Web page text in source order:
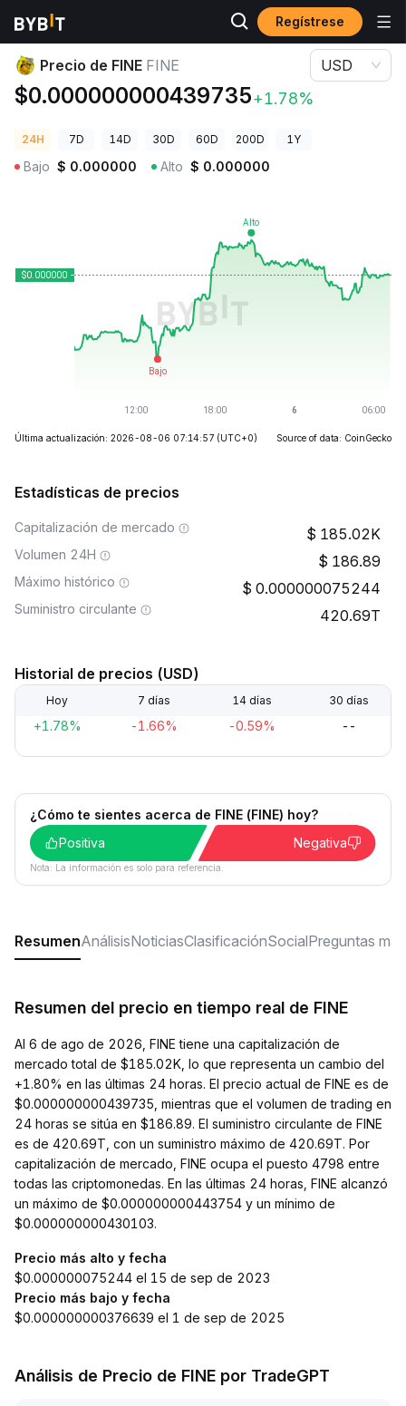
Regístrese
Precios de Criptomonedas Precio de FINE FINE
Precio de FINE FINE
$0.000000000439735+1.78%
USD
24H 7D 14D 30D 60D 200D 1Y
Bajo $ 0.000000 Alto $ 0.000000
Última actualización: 2026-08-06 07:14:57 (UTC+0) Source of data: CoinGecko
Estadísticas de precios
Capitalización de mercado 185.02K
Volumen 24H 186.89
Máximo histórico 0.000000075244
Suministro circulante 420.69T
Historial de precios (USD)
Hoy 7 días 14 días 30 días
+1.78% -1.66% -0.59% --
¿Cómo te sientes acerca de FINE (FINE) hoy?
Positiva
Negativa
Nota: La información es solo para referencia.
ResumenAnálisisNoticiasClasificaciónSocialPreguntas
Resumen del precio en tiempo real de FINE
Al 6 de ago de 2026, FINE tiene una capitalización de
mercado total de $185.02K, lo que representa un cambio del
+1.80% en las últimas 24 horas. El precio actual de FINE es de
$0.000000000439735, mientras que el volumen de trading en
24 horas se sitúa en $186.89. El suministro circulante de FINE
es de 420.69T, con un suministro máximo de 420.69T. Por
capitalización de mercado, FINE ocupa el puesto 4798 entre
todas las criptomonedas. En las últimas 24 horas, FINE alcanzó
un máximo de $0.000000000443754 y un mínimo de
$0.000000000430103.
Precio más alto y fecha
$0.000000075244 el 15 de sep de 2023
Precio más bajo y fecha
$0.000000000376639 el 1 de sep de 2025
Análisis de Precio de FINE por TradeGPT